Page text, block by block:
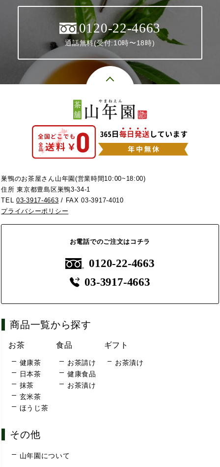
0120-22-4663
通話無料(受付:10時〜18時)
巣鴨のお茶屋さん山年園(営業時間10:00~18:00)
住所 東京都豊島区巣鴨3-34-1
TEL03-3917-4663 / FAX 03-3917-4010
プライバシーポリシー
お電話でのご注文はコチラ
0120-22-4663
03-3917-4663
商品一覧から探す
お茶
健康茶
日本茶
抹茶
玄米茶
ほうじ茶
食品
お茶請け
健康食品
お茶漬け
ギフト
お茶漬け
その他
山年園について